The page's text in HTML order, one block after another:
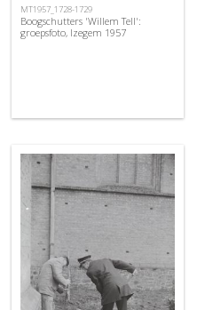
MT1957_1728-1729
Boogschutters 'Willem Tell':
groepsfoto, Izegem 1957